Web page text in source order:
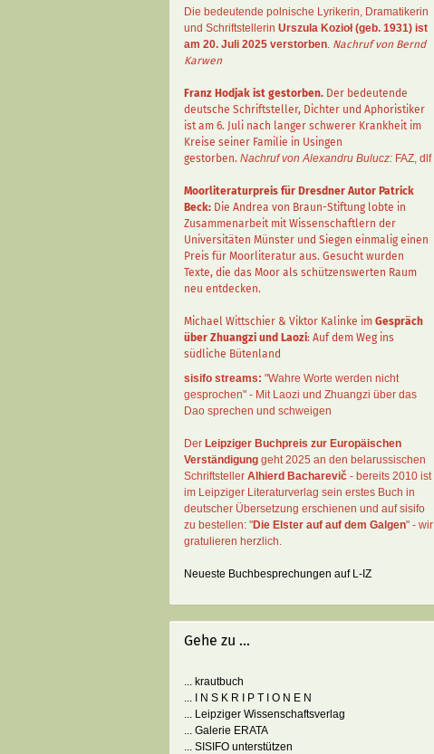
Die bedeutende polnische Lyrikerin, Dramatikerin
und Schriftstellerin Urszula Kozioł (geb. 1931) ist
am 20. Juli 2025 verstorben. Nachruf von Bernd
Karwen
Franz Hodjak ist gestorben. Der bedeutende
deutsche Schriftsteller, Dichter und Aphoristiker
ist am 6. Juli nach langer schwerer Krankheit im
Kreise seiner Familie in Usingen
gestorben. Nachruf von Alexandru Bulucz: FAZ, dlf
Moorliteraturpreis für Dresdner Autor Patrick
Beck: Die Andrea von Braun-Stiftung lobte in
Zusammenarbeit mit Wissenschaftlern der
Universitäten Münster und Siegen einmalig einen
Preis für Moorliteratur aus. Gesucht wurden
Texte, die das Moor als schützenswerten Raum
neu entdecken.
Michael Wittschier & Viktor Kalinke im Gespräch
über Zhuangzi und Laozi: Auf dem Weg ins
südliche Bütenland
sisifo streams: "Wahre Worte werden nicht
gesprochen" - Mit Laozi und Zhuangzi über das
Dao sprechen und schweigen
Der Leipziger Buchpreis zur Europäischen
Verständigung geht 2025 an den belarussischen
Schriftsteller Alhierd Bacharevič - bereits 2010 ist
im Leipziger Literaturverlag sein erstes Buch in
deutscher Übersetzung erschienen und auf sisifo
zu bestellen: "Die Elster auf auf dem Galgen" - wir
gratulieren herzlich.
Neueste Buchbesprechungen auf L-IZ
Gehe zu ...
... krautbuch
... I N S K R I P T I O N E N
... Leipziger Wissenschaftsverlag
... Galerie ERATA
... SISIFO unterstützen